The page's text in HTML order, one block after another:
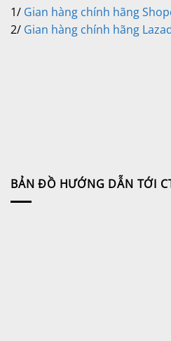
1/ Gian hàng chính hãng
2/ Gian hàng chính hãng
BẢN ĐỒ HƯỚNG DẪN TỚI